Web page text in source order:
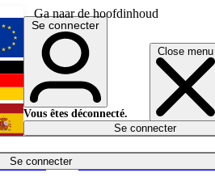
Ga naar de hoofdinhoud
Close menu
Se connecter
Économie
English
Deutsch
Español
Se connecter
Vous êtes déconnecté.
Se connecter